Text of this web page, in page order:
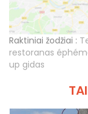
Raktiniai žodžiai :
restoranas
up gidas